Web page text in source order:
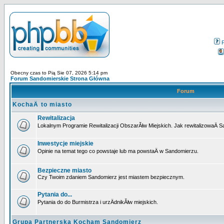
Obecny czas to Pią Sie 07, 2026 5:14 pm
Forum Sandomierskie Strona Główna
Forum
KochaÄ to miasto
Rewitalizacja
Lokalnym Programie Rewitalizacji ObszarĂłw Miejskich. Jak rewitalizowaÄ
Inwestycje miejskie
Opinie na temat tego co powstaje lub ma powstaÄ w Sandomierzu.
Bezpieczne miasto
Czy Twoim zdaniem Sandomierz jest miastem bezpiecznym.
Pytania do...
Pytania do do Burmistrza i urzÄdnikĂłw miejskich.
Grupa Partnerska Kocham Sandomierz